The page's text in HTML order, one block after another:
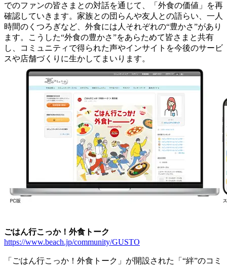
でのファンの皆さまとの対話を通じて、「外食の価値」を再
確認していきます。家族との団らんや友人との語らい、一人
時間のくつろぎなど、外食には人それぞれの“豊かさ”があり
ます。こうした“外食の豊かさ”をあらためて皆さまと共有
し、コミュニティで得られた声やインサイトを今後のサービ
スや店舗づくりに生かしてまいります。
ごはん行こっか！外食トーク
https://www.beach.jp/community/GUSTO
「ごはん行こっか！外食トーク」が開設された「“絆”のコミ